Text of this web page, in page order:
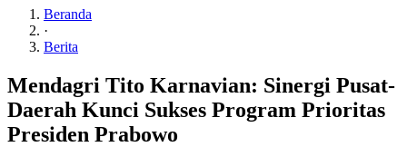
Beranda
·
Berita
Mendagri Tito Karnavian: Sinergi Pusat-
Daerah Kunci Sukses Program Prioritas
Presiden Prabowo